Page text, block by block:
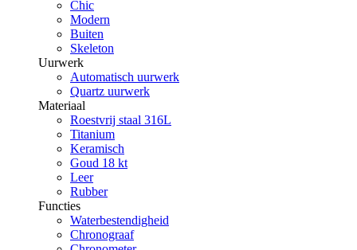
Chic
Modern
Buiten
Skeleton
Uurwerk
Automatisch uurwerk
Quartz uurwerk
Materiaal
Roestvrij staal 316L
Titanium
Keramisch
Goud 18 kt
Leer
Rubber
Functies
Waterbestendigheid
Chronograaf